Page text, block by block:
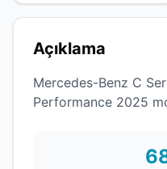
Açıklama
Mercedes-Benz C
Performance 2025